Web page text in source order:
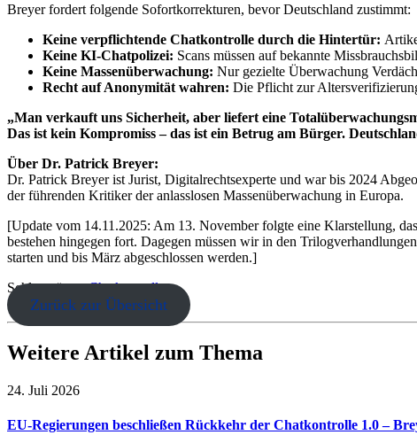
Breyer fordert folgende Sofortkorrekturen, bevor Deutschland zustimmt:
Keine verpflichtende Chatkontrolle durch die Hintertür:
Keine KI-Chatpolizei: Scans müssen auf bekannte
Keine Massenüberwachung: Nur gezielte Überwachung
Recht auf Anonymität wahren: Die Pflicht zur
„Man verkauft uns Sicherheit, aber liefert eine
Das ist kein Kompromiss – das ist ein Betrug am Bürger.
Über Dr. Patrick Breyer:
Dr. Patrick Breyer ist Jurist, Digitalrechtsexperte und war bis 2024
der führenden Kritiker der anlasslosen Massenüberwachung in Europa.
[Update vom 14.11.2025: Am 13. November folgte eine Klarstellung,
bestehen hingegen fort. Dagegen müssen wir in den
starten und bis März abgeschlossen werden.]
Schlagwörter: Chatkontrolle
Zurück zur Übersicht
Weitere Artikel zum Thema
24. Juli 2026
EU-Regierungen beschließen Rückkehr der Chatkontrolle 1.0 –